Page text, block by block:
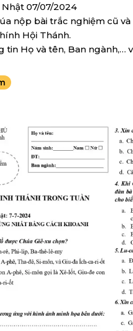
07/07/2024
nộp bài trắc nghiệm cũ
Hội Thánh.
tin Họ và tên, Ban ngành,…